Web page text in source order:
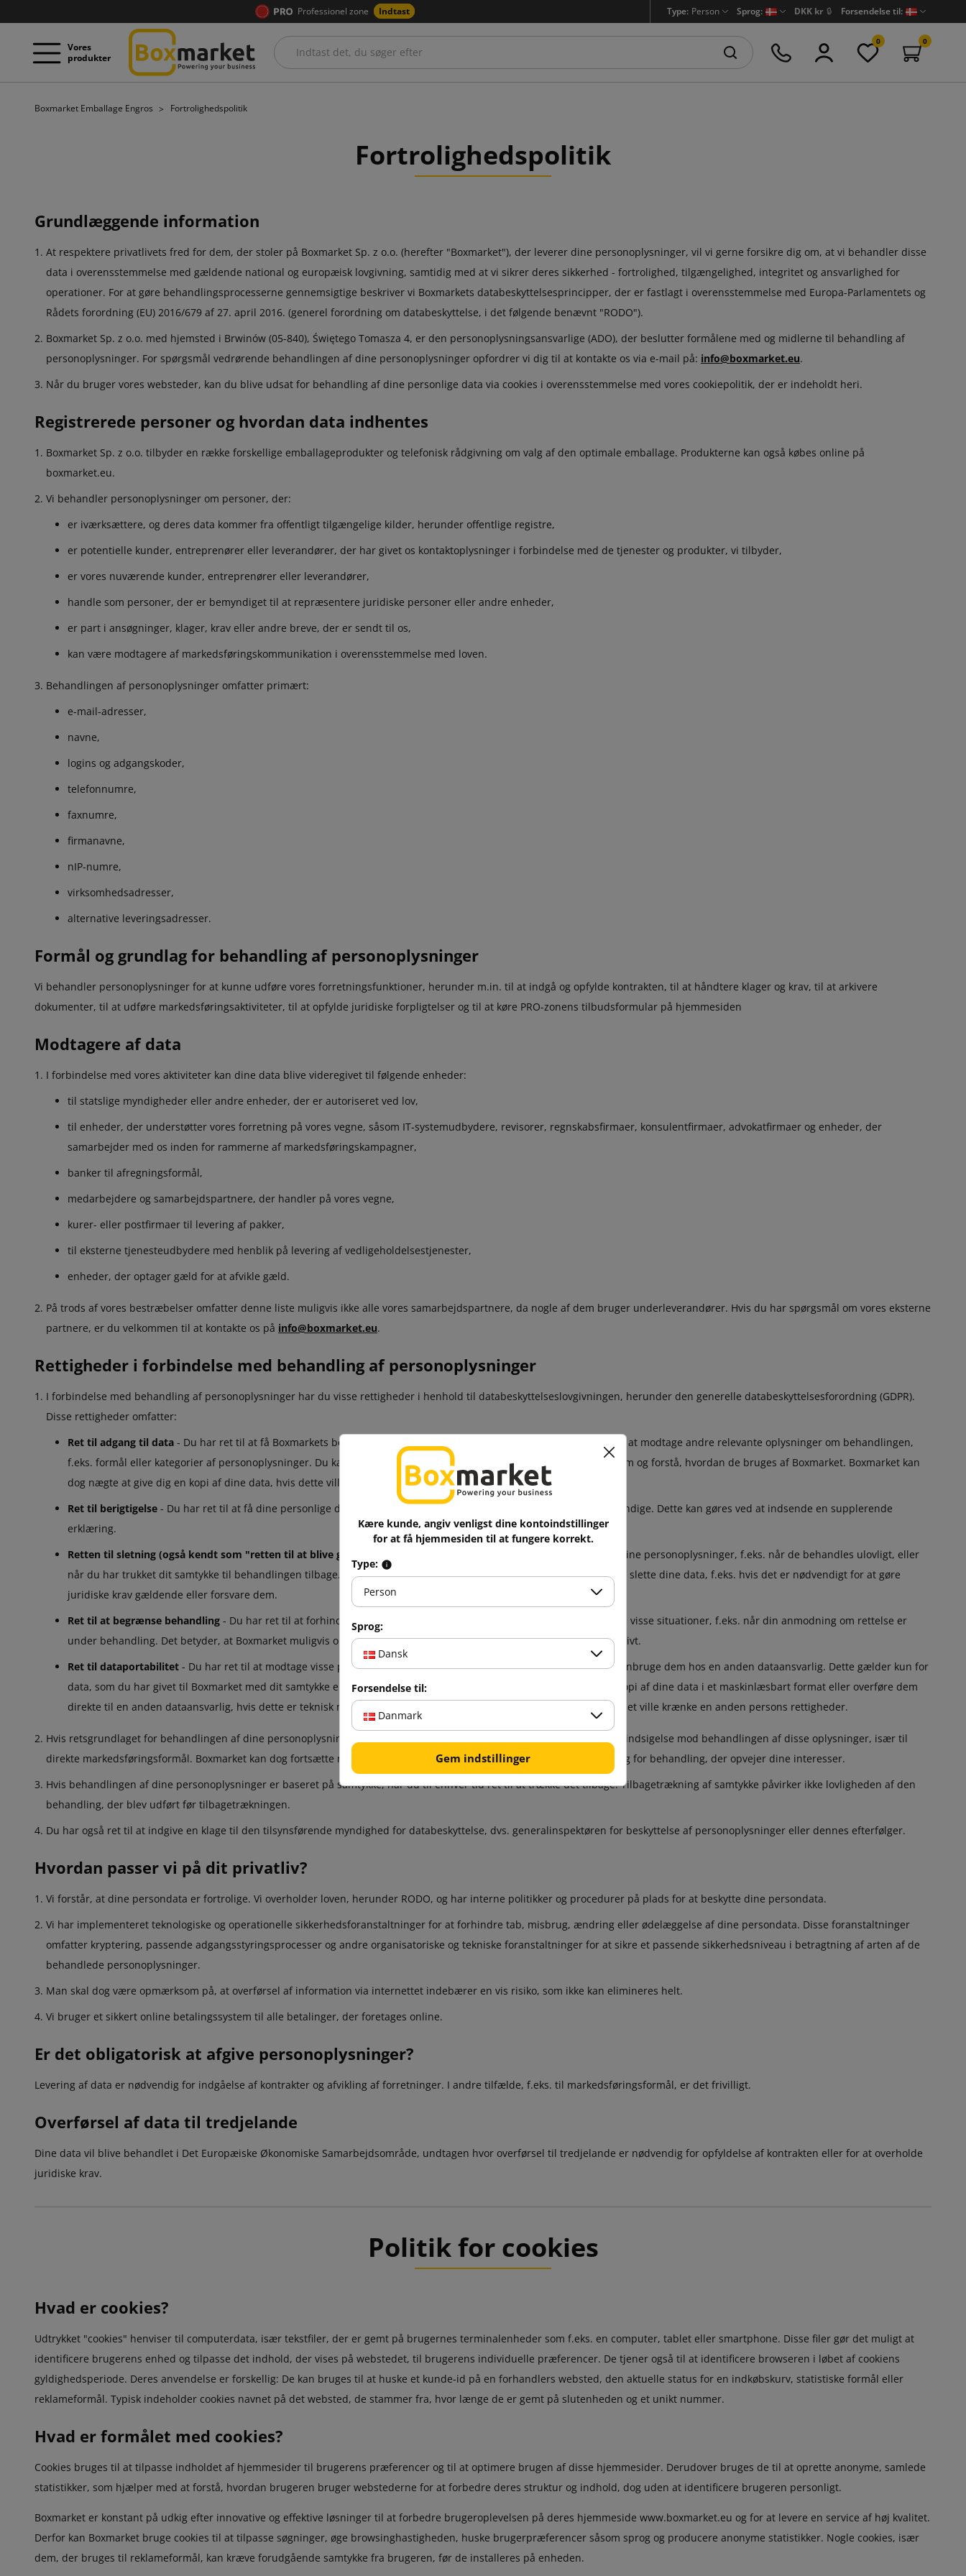
Professionel zone Indtast Type: Person Sprog: DKK kr 🔒 Forsendelse til:
Vores
produkter
0 0
Boxmarket Emballage Engros Fortrolighedspolitik
Fortrolighedspolitik
Grundlæggende information
At respektere privatlivets fred for dem, der stoler på Boxmarket Sp. z o.o. (herefter "Boxmarket"), der leverer dine personoplysninger, vil vi gerne forsikre dig om, at vi behandler disse
data i overensstemmelse med gældende national og europæisk lovgivning, samtidig med at vi sikrer deres sikkerhed - fortrolighed, tilgængelighed, integritet og ansvarlighed for
operationer. For at gøre behandlingsprocesserne gennemsigtige beskriver vi Boxmarkets databeskyttelsesprincipper, der er fastlagt i overensstemmelse med Europa-Parlamentets og
Rådets forordning (EU) 2016/679 af 27. april 2016. (generel forordning om databeskyttelse, i det følgende benævnt "RODO").
Boxmarket Sp. z o.o. med hjemsted i Brwinów (05-840), Świętego Tomasza 4, er den personoplysningsansvarlige (ADO), der beslutter formålene med og midlerne til behandling af
personoplysninger. For spørgsmål vedrørende behandlingen af dine personoplysninger opfordrer vi dig til at kontakte os via e-mail på: info@boxmarket.eu.
Når du bruger vores websteder, kan du blive udsat for behandling af dine personlige data via cookies i overensstemmelse med vores cookiepolitik, der er indeholdt heri.
Registrerede personer og hvordan data indhentes
Boxmarket Sp. z o.o. tilbyder en række forskellige emballageprodukter og telefonisk rådgivning om valg af den optimale emballage. Produkterne kan også købes online på
boxmarket.eu.
Vi behandler personoplysninger om personer, der:
er iværksættere, og deres data kommer fra offentligt tilgængelige kilder, herunder offentlige registre,
er potentielle kunder, entreprenører eller leverandører, der har givet os kontaktoplysninger i forbindelse med de tjenester og produkter, vi tilbyder,
er vores nuværende kunder, entreprenører eller leverandører,
handle som personer, der er bemyndiget til at repræsentere juridiske personer eller andre enheder,
er part i ansøgninger, klager, krav eller andre breve, der er sendt til os,
kan være modtagere af markedsføringskommunikation i overensstemmelse med loven.
Behandlingen af personoplysninger omfatter primært:
e-mail-adresser,
navne,
logins og adgangskoder,
telefonnumre,
faxnumre,
firmanavne,
nIP-numre,
virksomhedsadresser,
alternative leveringsadresser.
Formål og grundlag for behandling af personoplysninger
Vi behandler personoplysninger for at kunne udføre vores forretningsfunktioner, herunder m.in. til at indgå og opfylde kontrakten, til at håndtere klager og krav, til at arkivere
dokumenter, til at udføre markedsføringsaktiviteter, til at opfylde juridiske forpligtelser og til at køre PRO-zonens tilbudsformular på hjemmesiden
Modtagere af data
I forbindelse med vores aktiviteter kan dine data blive videregivet til følgende enheder:
til statslige myndigheder eller andre enheder, der er autoriseret ved lov,
til enheder, der understøtter vores forretning på vores vegne, såsom IT-systemudbydere, revisorer, regnskabsfirmaer, konsulentfirmaer, advokatfirmaer og enheder, der
samarbejder med os inden for rammerne af markedsføringskampagner,
banker til afregningsformål,
medarbejdere og samarbejdspartnere, der handler på vores vegne,
kurer- eller postfirmaer til levering af pakker,
til eksterne tjenesteudbydere med henblik på levering af vedligeholdelsestjenester,
enheder, der optager gæld for at afvikle gæld.
På trods af vores bestræbelser omfatter denne liste muligvis ikke alle vores samarbejdspartnere, da nogle af dem bruger underleverandører. Hvis du har spørgsmål om vores eksterne
partnere, er du velkommen til at kontakte os på info@boxmarket.eu.
Rettigheder i forbindelse med behandling af personoplysninger
I forbindelse med behandling af personoplysninger har du visse rettigheder i henhold til databeskyttelseslovgivningen, herunder den generelle databeskyttelsesforordning (GDPR).
Disse rettigheder omfatter:
Ret til adgang til data - Du har ret til at få Boxmarkets bekræftelse på, om dine personoplysninger behandles, og til at modtage andre relevante oplysninger om behandlingen,
f.eks. formål eller kategorier af personoplysninger. Du kan også anmode om en kopi af dine persondata for at se dem og forstå, hvordan de bruges af Boxmarket. Boxmarket kan
dog nægte at give dig en kopi af dine data, hvis dette ville krænke en anden persons rettigheder.
Ret til berigtigelse - Du har ret til at få dine personlige data rettet af Boxmarket, hvis de er ukorrekte eller ufuldstændige. Dette kan gøres ved at indsende en supplerende
erklæring.
Retten til sletning (også kendt som "retten til at blive glemt")
- giver dig mulighed for at anmode om sletning af dine personoplysninger, f.eks. når de behandles ulovligt, eller
når du har trukket dit samtykke til behandlingen tilbage. Der er dog omstændigheder, hvor Boxmarket kan nægte at slette dine data, f.eks. hvis det er nødvendigt for at gøre
juridiske krav gældende eller forsvare dem.
Ret til at begrænse behandling - Du har ret til at forhindre Boxmarket i at fortsætte med at bruge dine persondata i visse situationer, f.eks. når din anmodning om rettelse er
under behandling. Det betyder, at Boxmarket muligvis opbevarer dine personoplysninger, men ikke bruger dem aktivt.
Ret til dataportabilitet - Du har ret til at modtage visse personoplysninger, der behandles af Boxmarket, og til at genbruge dem hos en anden dataansvarlig. Dette gælder kun for
data, som du har givet til Boxmarket med dit samtykke eller til opfyldelse af en kontrakt. Boxmarket vil give dig en kopi af dine data i et maskinlæsbart format eller overføre dem
direkte til en anden dataansvarlig, hvis dette er teknisk muligt. Boxmarket kan dog nægte at udøve denne ret, hvis det ville krænke en anden persons rettigheder.
Hvis retsgrundlaget for behandlingen af dine personoplysninger er baseret på legitime interesser, har du ret til at gøre indsigelse mod behandlingen af disse oplysninger, især til
direkte markedsføringsformål. Boxmarket kan dog fortsætte med at behandle dine data, hvis det har et legitimt grundlag for behandling, der opvejer dine interesser.
Hvis behandlingen af dine personoplysninger er baseret på samtykke, har du til enhver tid ret til at trække det tilbage. Tilbagetrækning af samtykke påvirker ikke lovligheden af den
behandling, der blev udført før tilbagetrækningen.
Du har også ret til at indgive en klage til den tilsynsførende myndighed for databeskyttelse, dvs. generalinspektøren for beskyttelse af personoplysninger eller dennes efterfølger.
Hvordan passer vi på dit privatliv?
Vi forstår, at dine persondata er fortrolige. Vi overholder loven, herunder RODO, og har interne politikker og procedurer på plads for at beskytte dine persondata.
Vi har implementeret teknologiske og operationelle sikkerhedsforanstaltninger for at forhindre tab, misbrug, ændring eller ødelæggelse af dine persondata. Disse foranstaltninger
omfatter kryptering, passende adgangsstyringsprocesser og andre organisatoriske og tekniske foranstaltninger for at sikre et passende sikkerhedsniveau i betragtning af arten af de
behandlede personoplysninger.
Man skal dog være opmærksom på, at overførsel af information via internettet indebærer en vis risiko, som ikke kan elimineres helt.
Vi bruger et sikkert online betalingssystem til alle betalinger, der foretages online.
Er det obligatorisk at afgive personoplysninger?
Levering af data er nødvendig for indgåelse af kontrakter og afvikling af forretninger. I andre tilfælde, f.eks. til markedsføringsformål, er det frivilligt.
Overførsel af data til tredjelande
Dine data vil blive behandlet i Det Europæiske Økonomiske Samarbejdsområde, undtagen hvor overførsel til tredjelande er nødvendig for opfyldelse af kontrakten eller for at overholde
juridiske krav.
Politik for cookies
Hvad er cookies?
Udtrykket "cookies" henviser til computerdata, især tekstfiler, der er gemt på brugernes terminalenheder som f.eks. en computer, tablet eller smartphone. Disse filer gør det muligt at
identificere brugerens enhed og tilpasse det indhold, der vises på webstedet, til brugerens individuelle præferencer. De tjener også til at identificere browseren i løbet af cookiens
gyldighedsperiode. Deres anvendelse er forskellig: De kan bruges til at huske et kunde-id på en forhandlers websted, den aktuelle status for en indkøbskurv, statistiske formål eller
reklameformål. Typisk indeholder cookies navnet på det websted, de stammer fra, hvor længe de er gemt på slutenheden og et unikt nummer.
Hvad er formålet med cookies?
Cookies bruges til at tilpasse indholdet af hjemmesider til brugerens præferencer og til at optimere brugen af disse hjemmesider. Derudover bruges de til at oprette anonyme, samlede
statistikker, som hjælper med at forstå, hvordan brugeren bruger webstederne for at forbedre deres struktur og indhold, dog uden at identificere brugeren personligt.
Boxmarket er konstant på udkig efter innovative og effektive løsninger til at forbedre brugeroplevelsen på deres hjemmeside www.boxmarket.eu og for at levere en service af høj kvalitet.
Derfor kan Boxmarket bruge cookies til at tilpasse søgninger, øge browsinghastigheden, huske brugerpræferencer såsom sprog og producere anonyme statistikker. Nogle cookies, især
dem, der bruges til reklameformål, kan kræve forudgående samtykke fra brugeren, før de installeres på enheden.
Kære kunde, angiv venligst dine kontoindstillinger
for at få hjemmesiden til at fungere korrekt.
Type:
Person
Sprog:
Dansk
Forsendelse til:
Danmark
Gem indstillinger